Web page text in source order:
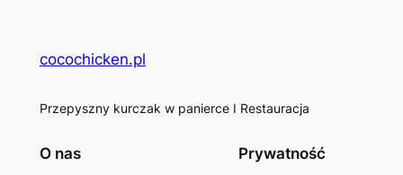
cocochicken.pl
Przepyszny kurczak w panierce I Restauracja
O nas Prywatność